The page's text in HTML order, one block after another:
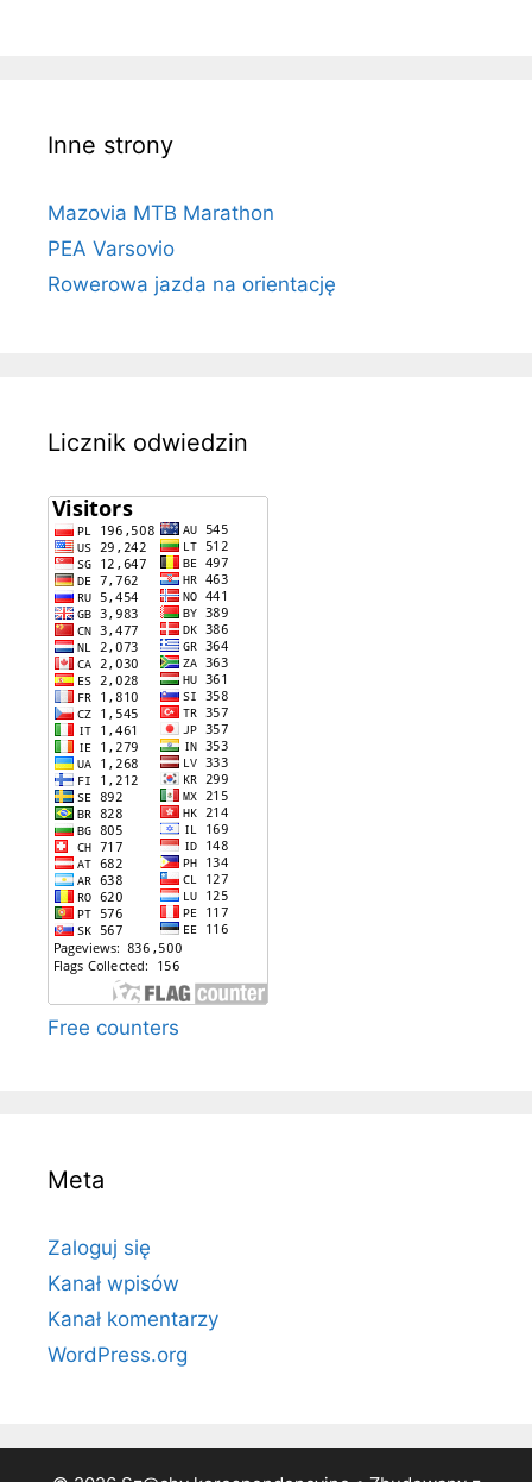
Inne strony
Mazovia MTB Marathon
PEA Varsovio
Rowerowa jazda na orientację
Licznik odwiedzin
Free counters
Meta
Zaloguj się
Kanał wpisów
Kanał komentarzy
WordPress.org